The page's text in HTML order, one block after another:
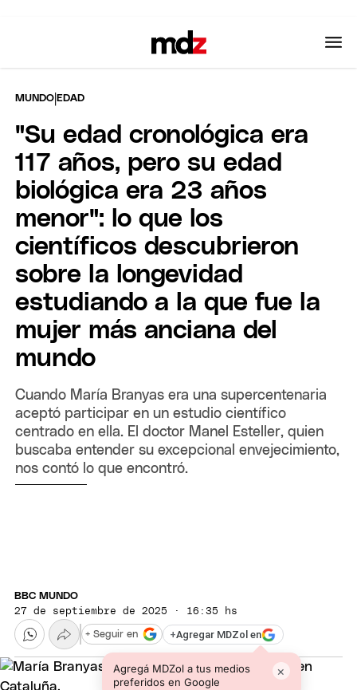
MUNDO |EDAD
"Su edad cronológica era
117 años, pero su edad
biológica era 23 años
menor": lo que los
científicos descubrieron
sobre la longevidad
estudiando a la que fue la
mujer más anciana del
mundo
Cuando María Branyas era una supercentenaria
aceptó participar en un estudio científico
centrado en ella. El doctor Manel Esteller, quien
buscaba entender su excepcional envejecimiento,
nos contó lo que encontró.
BBC MUNDO
27 de septiembre de 2025 · 16:35 hs
+Agregar MDZol en
Agregá MDZol a tus medios
preferidos en Google
×
+ Seguir en